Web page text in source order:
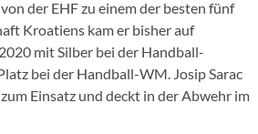
der EHF zu einem der besten fünf
Kroatiens kam er bisher auf
mit Silber bei der Handball-
bei der Handball-WM. Josip Sarac
Einsatz und deckt in der Abwehr im